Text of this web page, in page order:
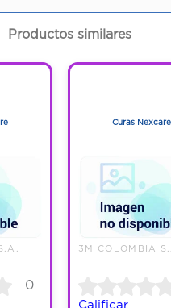
Productos similares
0
Curas Nexcare
3M COLOMBIA
Calificar